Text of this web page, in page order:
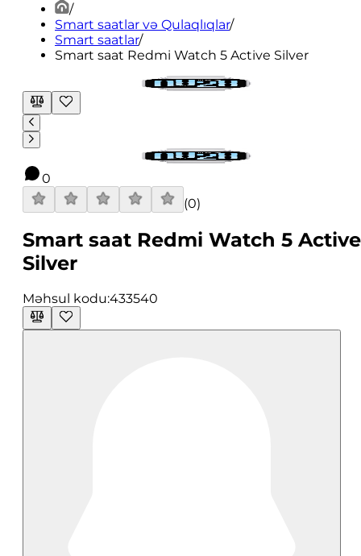
/
Smart saatlar və Qulaqlıqlar/
Smart saatlar/
Smart saat Redmi Watch 5 Active Silver
0
(0)
Smart saat Redmi Watch 5 Active
Silver
Məhsul kodu:433540